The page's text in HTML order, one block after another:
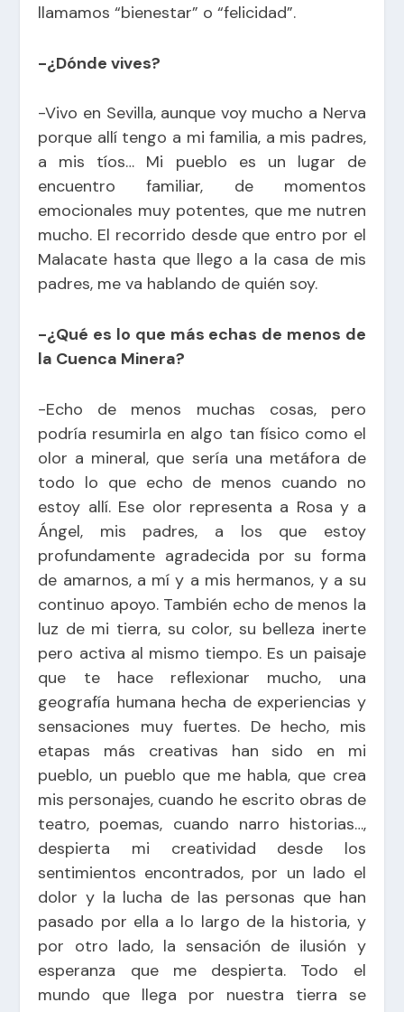
llamamos “bienestar” o “felicidad”.
-¿Dónde vives?
-Vivo en Sevilla, aunque voy mucho a Nerva
porque allí tengo a mi familia, a mis padres,
a mis tíos… Mi pueblo es un lugar de
encuentro familiar, de momentos
emocionales muy potentes, que me nutren
mucho. El recorrido desde que entro por el
Malacate hasta que llego a la casa de mis
padres, me va hablando de quién soy.
-¿Qué es lo que más echas de menos de
la Cuenca Minera?
-Echo de menos muchas cosas, pero
podría resumirla en algo tan físico como el
olor a mineral, que sería una metáfora de
todo lo que echo de menos cuando no
estoy allí. Ese olor representa a Rosa y a
Ángel, mis padres, a los que estoy
profundamente agradecida por su forma
de amarnos, a mí y a mis hermanos, y a su
continuo apoyo. También echo de menos la
luz de mi tierra, su color, su belleza inerte
pero activa al mismo tiempo. Es un paisaje
que te hace reflexionar mucho, una
geografía humana hecha de experiencias y
sensaciones muy fuertes. De hecho, mis
etapas más creativas han sido en mi
pueblo, un pueblo que me habla, que crea
mis personajes, cuando he escrito obras de
teatro, poemas, cuando narro historias…,
despierta mi creatividad desde los
sentimientos encontrados, por un lado el
dolor y la lucha de las personas que han
pasado por ella a lo largo de la historia, y
por otro lado, la sensación de ilusión y
esperanza que me despierta. Todo el
mundo que llega por nuestra tierra se